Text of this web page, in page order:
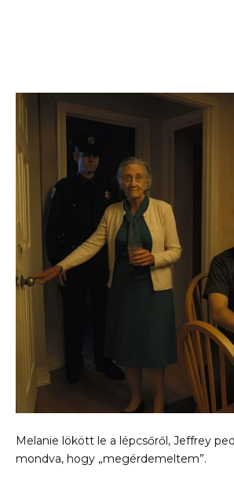
Melanie lökött le a lépcsőről, Jeffrey
mondva, hogy „megérdemeltem”.